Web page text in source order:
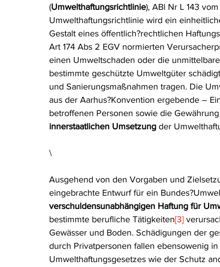
(Umwelthaftungsrichtlinie), ABl Nr L 143
Umwelthaftungsrichtlinie wird ein
Gestalt eines öffentlich?rechtlichen
Art 174 Abs 2 EGV normierten
einen Umweltschaden oder die
bestimmte geschützte Umweltgüter
und Sanierungsmaßnahmen tragen. Die
aus der Aarhus?Konvention ergebende –
betroffenen Personen sowie die
innerstaatlichen Umsetzung der
\
Ausgehend von den Vorgaben und
eingebrachte Entwurf für ein
verschuldensunabhängigen Haftung für
bestimmte berufliche Tätigkeiten[3]
Gewässer und Boden. Schädigungen der
durch Privatpersonen fallen ebensowenig
Umwelthaftungsgesetzes wie der Schutz